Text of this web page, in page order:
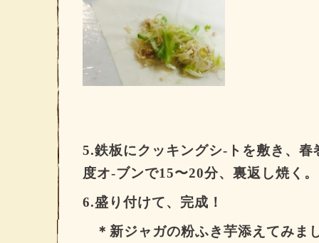
5.鉄板にクッキングシ- トを敷き、
度オ-ブンで15〜20分、裏返し焼く。
6.盛り付けて、完成！
＊新ジャガの粉ふき芋添えてみま